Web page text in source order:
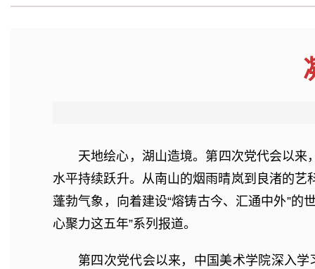
天地绘心，湖山造境。第四次党代会以
水平持续跃升。从南山的烟雨晴岚到良渚的
蓬勃气象，向着建设“熔铸古今、汇通中外”
心聚力这五年”系列报道。
第四次党代会以来，中国美术学院深入